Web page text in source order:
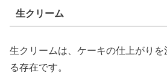
生クリーム
生クリームは、ケーキの仕上がりを
る存在です。